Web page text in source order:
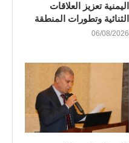
اليمنية تعزيز العلاقات
الثنائية وتطورات المنطقة
06/08/2026